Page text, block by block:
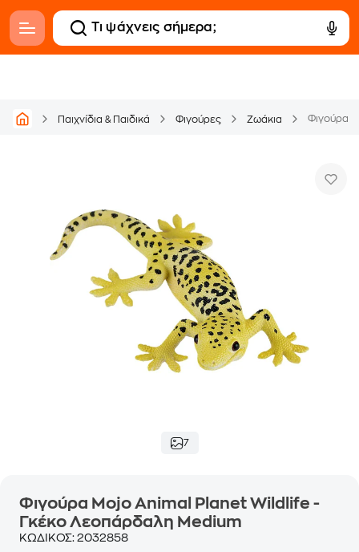
Παιχνίδια & Παιδικά Φιγούρες Ζωάκια Φιγούρα
7
Φιγούρα Mojo Animal Planet Wildlife -
Γκέκο Λεοπάρδαλη Medium
ΚΩΔΙΚΟΣ: 2032858